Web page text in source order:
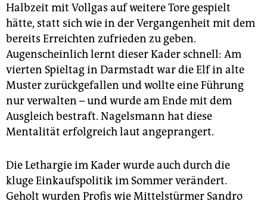
Halbzeit mit Vollgas auf weitere Tore gespielt
hätte, statt sich wie in der Vergangenheit mit dem
bereits Erreichten zufrieden zu geben.
Augenscheinlich lernt dieser Kader schnell: Am
vierten Spieltag in Darmstadt war die Elf in alte
Muster zurückgefallen und wollte eine Führung
nur verwalten – und wurde am Ende mit dem
Ausgleich bestraft. Nagelsmann hat diese
Mentalität erfolgreich laut angeprangert.
Die Lethargie im Kader wurde auch durch die
kluge Einkaufspolitik im Sommer verändert.
Geholt wurden Profis wie Mittelstürmer Sandro